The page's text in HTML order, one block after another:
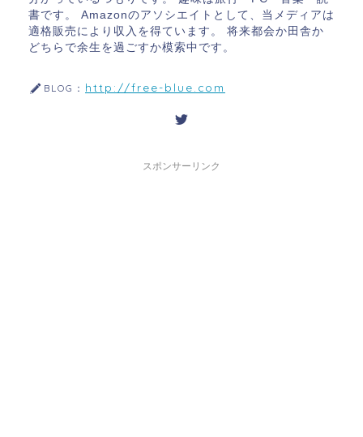
書です。 Amazonのアソシエイトとして、当メディアは
適格販売により収入を得ています。 将来都会か田舎か
どちらで余生を過ごすか模索中です。
BLOG： http://free-blue.com
スポンサーリンク